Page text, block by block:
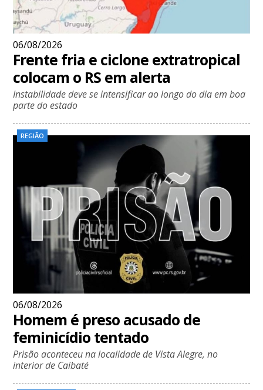
06/08/2026
Frente fria e ciclone extratropical
colocam o RS em alerta
Instabilidade deve se intensificar ao longo do dia em boa
parte do estado
REGIÃO
06/08/2026
Homem é preso acusado de
feminicídio tentado
Prisão aconteceu na localidade de Vista Alegre, no
interior de Caibaté